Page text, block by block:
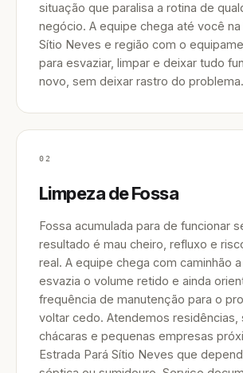
situação que paralisa a rotina de
negócio. A equipe chega até você na
Sítio Neves e região com o
para esvaziar, limpar e deixar tudo
novo, sem deixar rastro do problema.
02
Limpeza de Fossa
Fossa acumulada para de funcionar
resultado é mau cheiro, refluxo e
real. A equipe chega com caminhão a
esvazia o volume retido e ainda
frequência de manutenção para o
voltar cedo. Atendemos residências,
chácaras e pequenas empresas
Estrada Pará Sítio Neves que